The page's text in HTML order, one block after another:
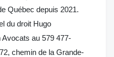
Québec depuis 2021.
du droit Hugo
au 579 477-
chemin de la Grande-